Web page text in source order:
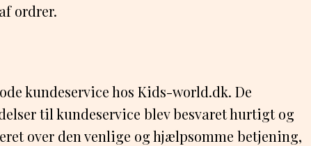
ordrer.
kundeservice hos Kids-world.dk. De
til kundeservice blev besvaret hurtigt og
over den venlige og hjælpsomme betjening,